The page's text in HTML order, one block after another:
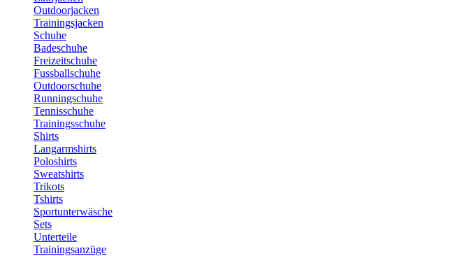
Outdoorjacken
Trainingsjacken
Schuhe
Badeschuhe
Freizeitschuhe
Fussballschuhe
Outdoorschuhe
Runningschuhe
Tennisschuhe
Trainingsschuhe
Shirts
Langarmshirts
Poloshirts
Sweatshirts
Trikots
Tshirts
Sportunterwäsche
Sets
Unterteile
Trainingsanzüge